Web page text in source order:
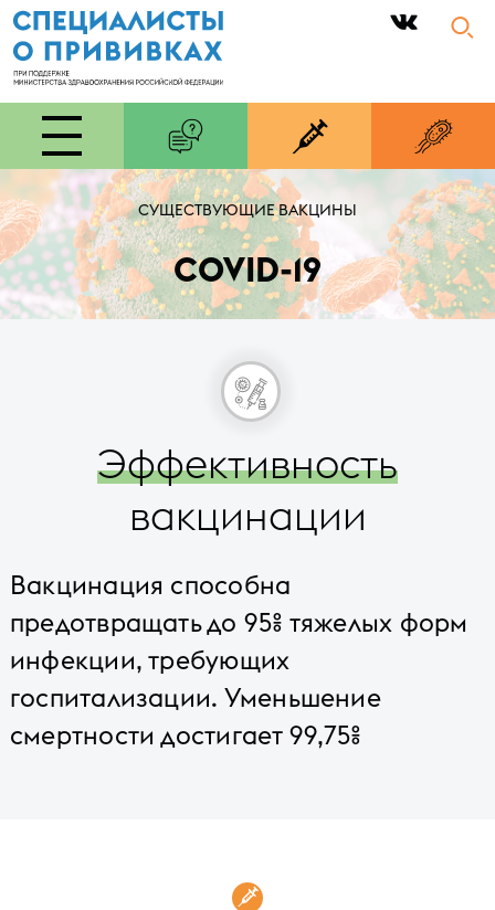
|
СУЩЕСТВУЮЩИЕ ВАКЦИНЫ
COVID-19
Эффективность
вакцинации
Вакцинация способна
предотвращать до 95% тяжелых форм
инфекции, требующих
госпитализации. Уменьшение
смертности достигает 99,75%